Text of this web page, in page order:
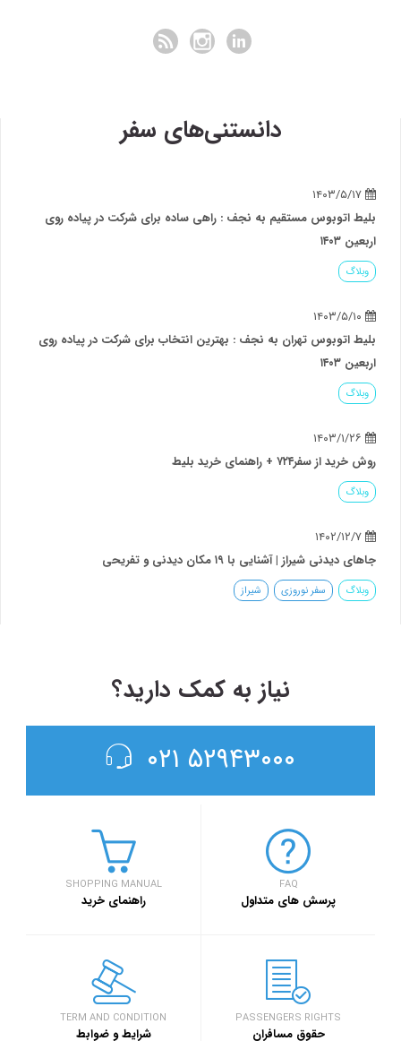
دانستنی‌های سفر
۱۴۰۳/۵/۱۷
بلیط اتوبوس مستقیم به نجف : راهی ساده برای شرکت در پیاده روی
اربعین ۱۴۰۳
وبلاگ
۱۴۰۳/۵/۱۰
بلیط اتوبوس تهران به نجف : بهترین انتخاب برای شرکت در پیاده روی
اربعین ۱۴۰۳
وبلاگ
۱۴۰۳/۱/۲۶
روش خرید از سفر۷۲۴ + راهنمای خرید بلیط
وبلاگ
۱۴۰۲/۱۲/۷
جاهای دیدنی شیراز | آشنایی با ۱۹ مکان دیدنی و تفریحی
وبلاگ سفر نوروزی شیراز
نیاز به کمک دارید؟
۵۲۹۴۳۰۰۰ ۰۲۱
SHOPPING MANUAL
راهنمای خرید
FAQ
پرسش های متداول
TERM AND CONDITION
شرایط و ضوابط
PASSENGERS RIGHTS
حقوق مسافران